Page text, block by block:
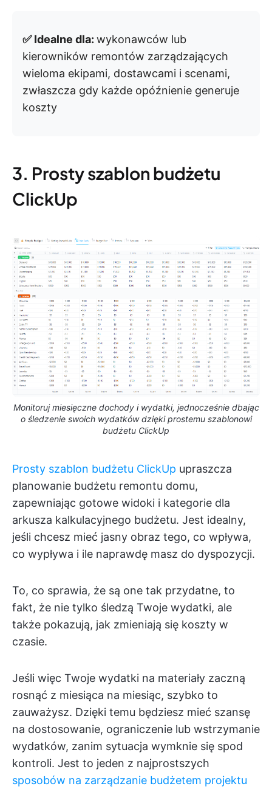
✅ Idealne dla: wykonawców lub
kierowników remontów zarządzających
wieloma ekipami, dostawcami i scenami,
zwłaszcza gdy każde opóźnienie generuje
koszty
3. Prosty szablon budżetu
ClickUp
Monitoruj miesięczne dochody i wydatki, jednocześnie dbając
o śledzenie swoich wydatków dzięki prostemu szablonowi
budżetu ClickUp
Prosty szablon budżetu ClickUp upraszcza
planowanie budżetu remontu domu,
zapewniając gotowe widoki i kategorie dla
arkusza kalkulacyjnego budżetu. Jest idealny,
jeśli chcesz mieć jasny obraz tego, co wpływa,
co wypływa i ile naprawdę masz do dyspozycji.
To, co sprawia, że są one tak przydatne, to
fakt, że nie tylko śledzą Twoje wydatki, ale
także pokazują, jak zmieniają się koszty w
czasie.
Jeśli więc Twoje wydatki na materiały zaczną
rosnąć z miesiąca na miesiąc, szybko to
zauważysz. Dzięki temu będziesz mieć szansę
na dostosowanie, ograniczenie lub wstrzymanie
wydatków, zanim sytuacja wymknie się spod
kontroli. Jest to jeden z najprostszych
sposobów na zarządzanie budżetem projektu